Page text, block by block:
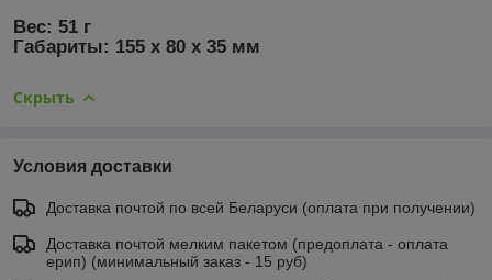
Вес: 51 г
Габариты: 155 х 80 х 35 мм
Скрыть
Условия доставки
Доставка почтой по всей Беларуси (оплата при получении)
Доставка почтой мелким пакетом (предоплата - оплата
ерип) (минимальный заказ - 15 руб)